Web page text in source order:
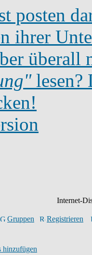
posten
ihrer
überall
lesen?
Internet-
Gruppen Registrieren
hinzufügen